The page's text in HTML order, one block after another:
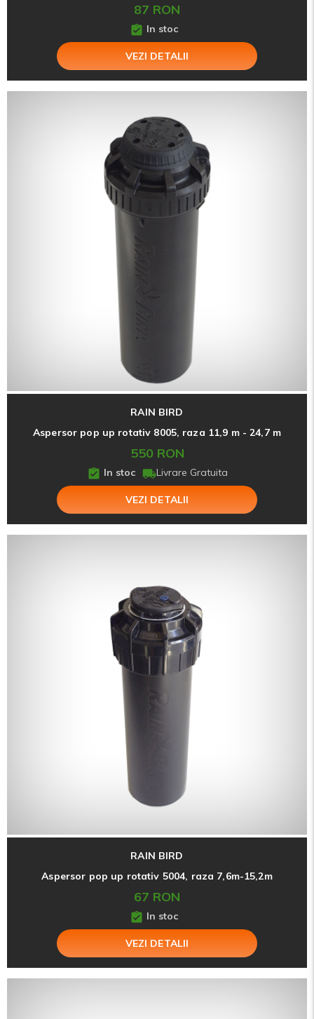
87 RON
In stoc
VEZI DETALII
RAIN BIRD
Aspersor pop up rotativ 8005, raza 11,9 m - 24,7 m
550 RON
In stoc Livrare Gratuita
VEZI DETALII
RAIN BIRD
Aspersor pop up rotativ 5004, raza 7,6m-15,2m
67 RON
In stoc
VEZI DETALII